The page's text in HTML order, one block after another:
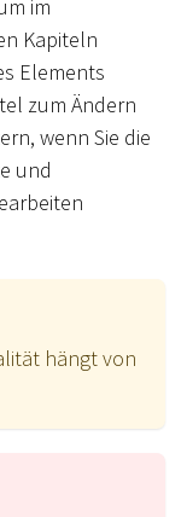
im
Kapiteln
Elements
zum Ändern
wenn Sie die
und
hängt von